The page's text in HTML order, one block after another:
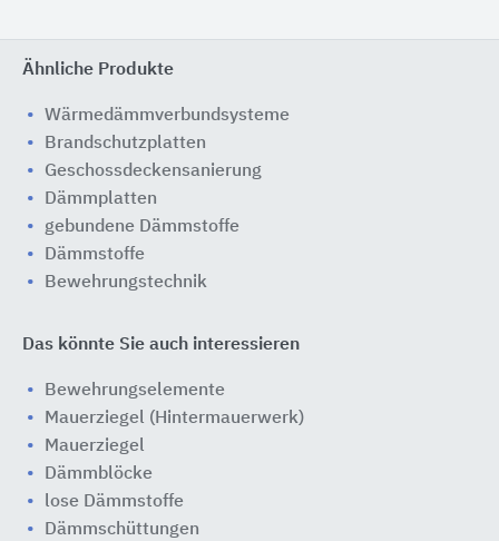
Ähnliche Produkte
Wärmedämmverbundsysteme
Brandschutzplatten
Geschossdeckensanierung
Dämmplatten
gebundene Dämmstoffe
Dämmstoffe
Bewehrungstechnik
Das könnte Sie auch interessieren
Bewehrungselemente
Mauerziegel (Hintermauerwerk)
Mauerziegel
Dämmblöcke
lose Dämmstoffe
Dämmschüttungen